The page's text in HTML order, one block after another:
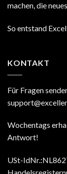
machen, die
So entstand
KONTAKT
Für Fragen
Wochentags
Antwort!
USt-